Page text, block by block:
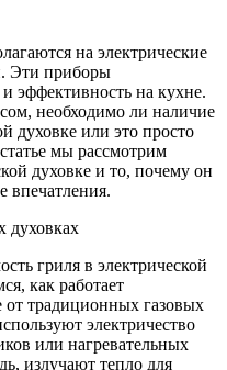
на электрические
Эти приборы
эффективность на кухне.
необходимо ли наличие
духовке или это просто
мы рассмотрим
духовке и то, почему он
впечатления.
духовках
гриля в электрической
как работает
от традиционных газовых
электричество
или нагревательных
излучают тепло для